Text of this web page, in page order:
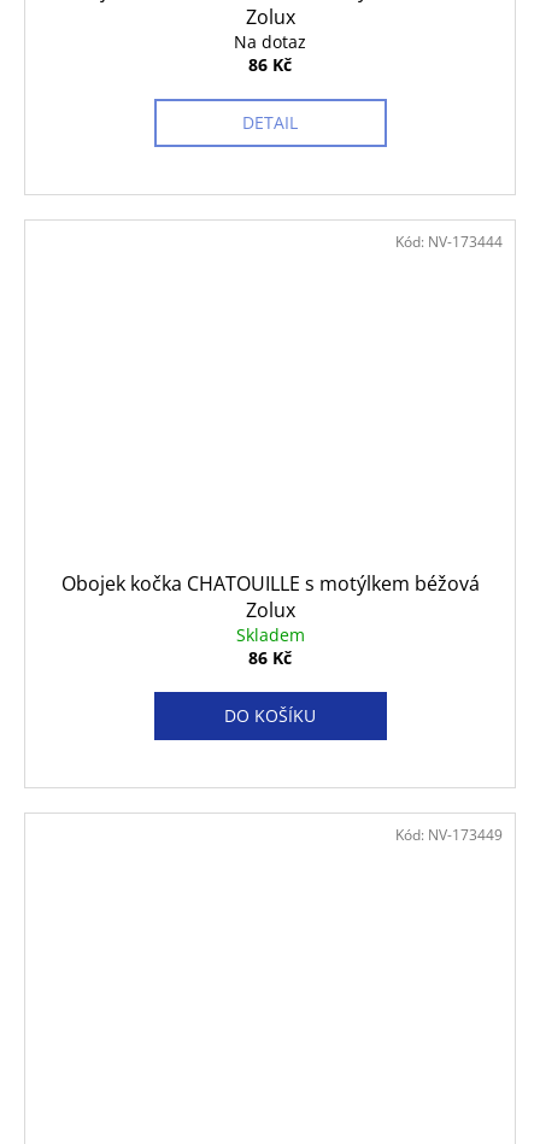
Zolux
Na dotaz
86 Kč
DETAIL
Obojek kočka CHATOUILLE s motýlkem béžová
Zolux
Skladem
86 Kč
DO KOŠÍKU
Kód: NV-173444
Kód: NV-173449